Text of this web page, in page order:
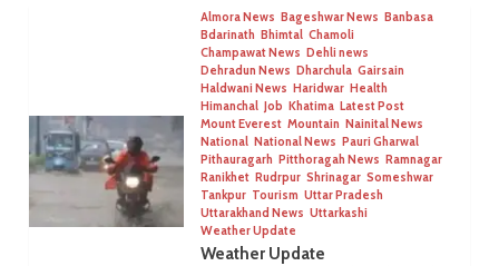
Almora News Bageshwar News Banbasa
Bdarinath Bhimtal Chamoli
Champawat News Dehli news
Dehradun News Dharchula Gairsain
Haldwani News Haridwar Health
Himanchal Job Khatima Latest Post
Mount Everest Mountain Nainital News
National National News Pauri Gharwal
Pithauragarh Pitthoragah News Ramnagar
Ranikhet Rudrpur Shrinagar Someshwar
Tankpur Tourism Uttar Pradesh
Uttarakhand News Uttarkashi
Weather Update
Weather Update